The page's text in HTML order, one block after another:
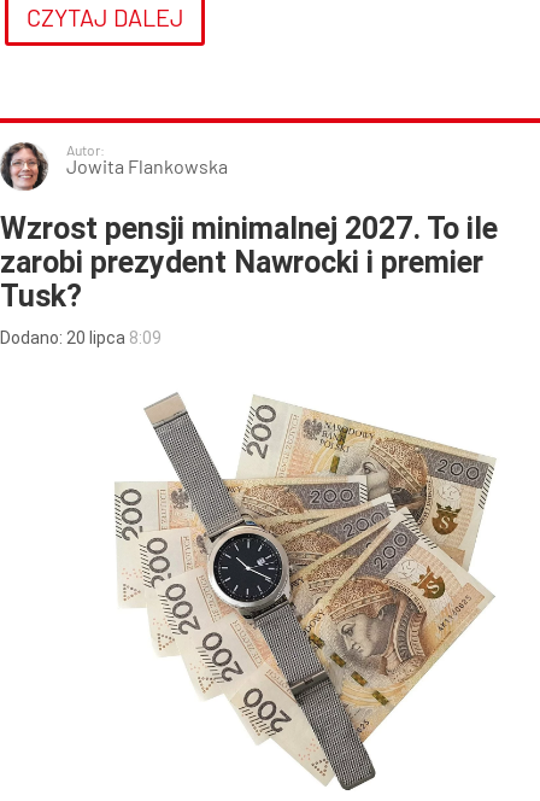
CZYTAJ DALEJ
Autor:
Jowita Flankowska
Wzrost pensji minimalnej 2027. To ile
zarobi prezydent Nawrocki i premier
Tusk?
Dodano: 20 lipca 8:09